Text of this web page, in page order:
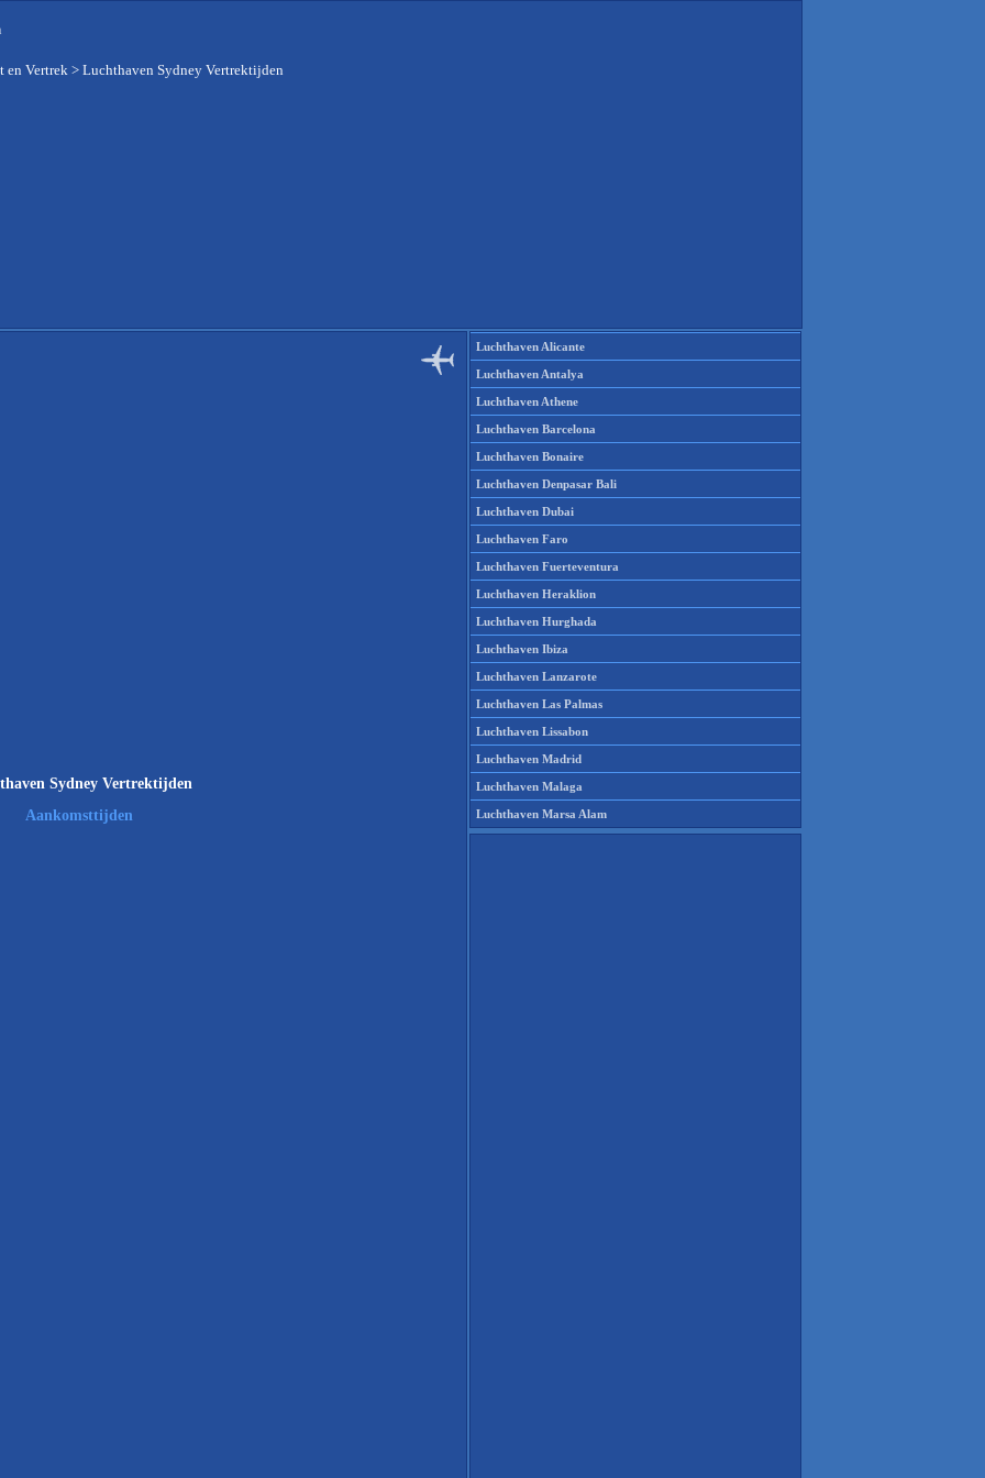
en Vertrek > Luchthaven Sydney Vertrektijden
Sydney Vertrektijden
Aankomsttijden
Luchthaven Alicante
Luchthaven Antalya
Luchthaven Athene
Luchthaven Barcelona
Luchthaven Bonaire
Luchthaven Denpasar Bali
Luchthaven Dubai
Luchthaven Faro
Luchthaven Fuerteventura
Luchthaven Heraklion
Luchthaven Hurghada
Luchthaven Ibiza
Luchthaven Lanzarote
Luchthaven Las Palmas
Luchthaven Lissabon
Luchthaven Madrid
Luchthaven Malaga
Luchthaven Marsa Alam